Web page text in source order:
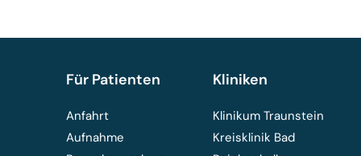
Für Patienten
Anfahrt
Aufnahme
Kliniken
Klinikum Traunstein
Kreisklinik Bad